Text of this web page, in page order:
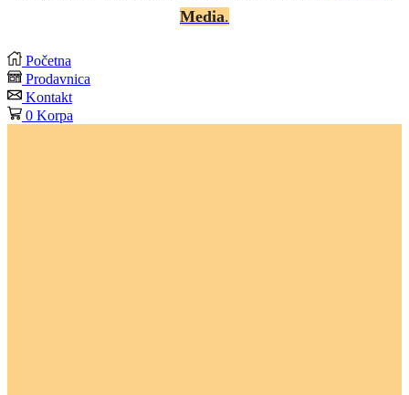
Media.
Početna
Prodavnica
Kontakt
0 Korpa